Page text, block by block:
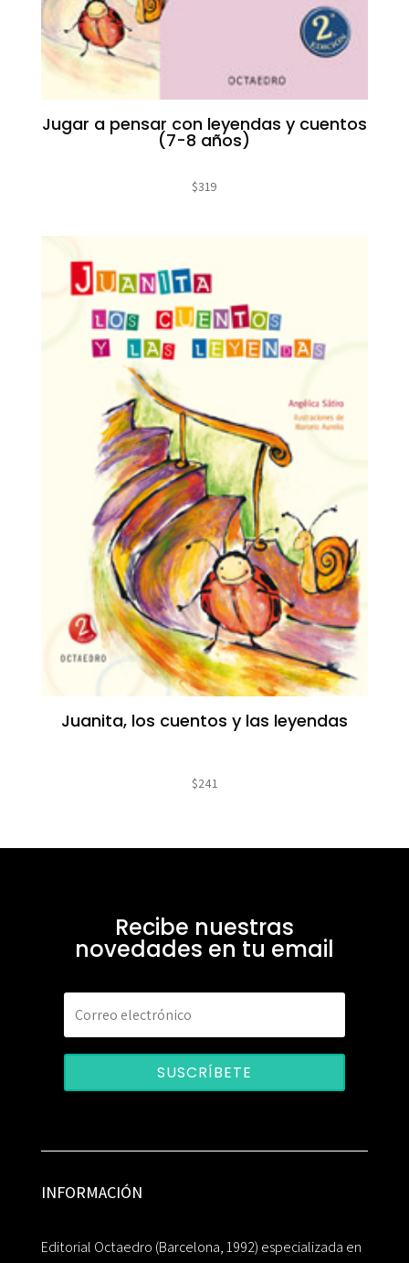
Jugar a pensar con leyendas y cuentos
(7-8 años)
$319
Juanita, los cuentos y las leyendas
$241
Recibe nuestras
novedades en tu email
SUSCRÍBETE
INFORMACIÓN
Editorial Octaedro (Barcelona, 1992) especializada en